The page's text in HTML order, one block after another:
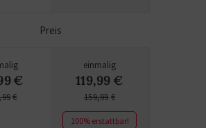
Preis
€
€
einmalig
119,99 €
159,99€
100% erstattbar!